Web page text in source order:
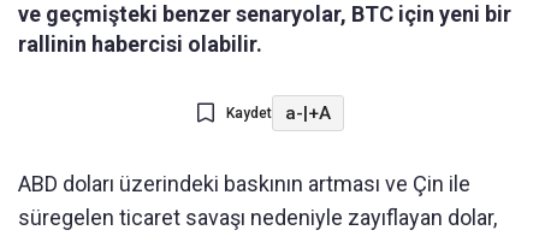
ve geçmişteki benzer senaryolar, BTC için yeni bir
rallinin habercisi olabilir.
Kaydet a-|+A
ABD doları üzerindeki baskının artması ve Çin ile
süregelen ticaret savaşı nedeniyle zayıflayan dolar,